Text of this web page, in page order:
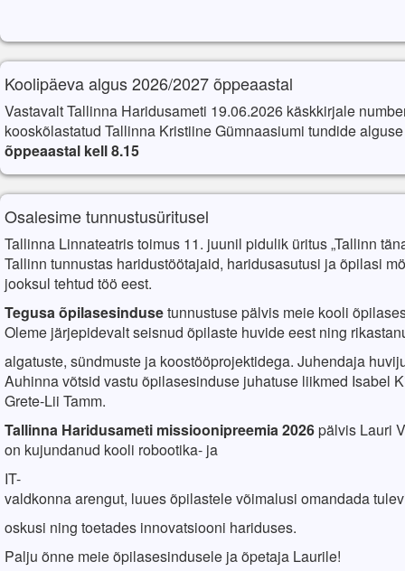
Koolipäeva algus 2026/2027 õppeaastal
Vastavalt Tallinna Haridusameti 19.06.2026 käskkirjale
kooskõlastatud Tallinna Kristiine Gümnaasiumi tundide
õppeaastal kell 8.15
Osalesime tunnustusüritusel
Tallinna Linnateatris toimus 11. juunil pidulik üritus „Tallinn
Tallinn tunnustas haridustöötajaid, haridusasutusi ja õpilasi
jooksul tehtud töö eest.
Tegusaõpilasesindusetunnustusepälvis meie kooli
Oleme järjepidevaltseisnud õpilaste huvideeest ning
algatuste, sündmuste ja koostööprojektidega. Juhendaja
Auhinna võtsid vastu õpilasesinduse juhatuse liikmed Isabel
Grete-Lii Tamm.
Tallinna Haridusameti missioonipreemia 2026pälvis Lauri
on kujundanud kooli robootika- ja
IT-
valdkonnaarengut, luuesõpilastelevõimalusi omandada
oskusi ning toetades innovatsiooni hariduses.
Palju õnne meie õpilasesindusele ja õpetaja Laurile!